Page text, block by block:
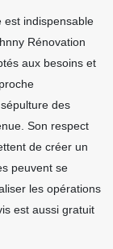
est indispensable
Rénovation
aux besoins et
des
Son respect
de créer un
peuvent se
les opérations
est aussi gratuit